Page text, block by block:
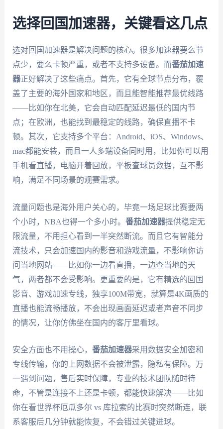
选择回国加速器，关键看这几点
选对回国加速器是解决问题的核心。很多加速器要么节
点少，要么卡顿严重，或者不支持多设备。而番茄加速
器正好解决了这些痛点。首先，它有全球节点分布，覆
盖了主要的海外国家和地区，而且能智能推荐最优线路
——比如你在北美，它会自动匹配延迟最低的国内节
点；在欧洲，也能找到最稳定的线路，确保直播不卡
顿。其次，它支持多个平台：Android、iOS、Windows、
mac都能安装，而且一人多端设备同时用，比如你可以用
手机看直播，电脑开着回放，平板查球员数据，互不影
响，满足不同场景的观赛需求。
流量问题也是海外用户关心的，毕竟一场足球比赛要两
个小时，NBA也得一个多小时。 番茄加速器提供稳定无
限流量，不用担心看到一半突然断流。而且它有智能分
流技术，只会加速国内的影音和游戏流量，不影响你访
问当地网站——比如你一边看直播，一边查当地的天
气，两者都不会受影响。更重要的是，它有精选的回国
影音、游戏加速专线，独享100M带宽，就算是4K画质的
直播也能流畅播放，不会出现画面延迟或者声音不同步
的情况，让你仿佛坐在国内的客厅里看球。
安全方面也不用操心， 番茄加速器采用数据安全加密和
专线传输，你的上网数据不会被泄露，隐私有保障。万
一遇到问题，售后实时保障，专业的技术团队随时待
命，不管是连接不上还是卡顿，都能快速解决——比如
你在看世界杯厄瓜多尔 vs 库拉索的比赛时突然断连，联
系客服后几分钟就能恢复，不会错过关键进球。